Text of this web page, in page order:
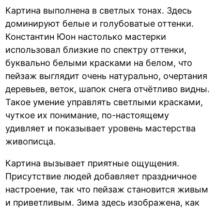
Картина выполнена в светлых тонах. Здесь
доминируют белые и голубоватые оттенки.
Константин Юон настолько мастерки
использовал близкие по спектру оттенки,
буквально белыми красками на белом, что
пейзаж выглядит очень натурально, очертания
деревьев, веток, шапок снега отчётливо видны.
Такое умение управлять светлыми красками,
чуткое их понимание, по-настоящему
удивляет и показывает уровень мастерства
живописца.
Картина вызывает приятные ощущения.
Присутствие людей добавляет праздничное
настроение, так что пейзаж становится живым
и приветливым. Зима здесь изображена, как